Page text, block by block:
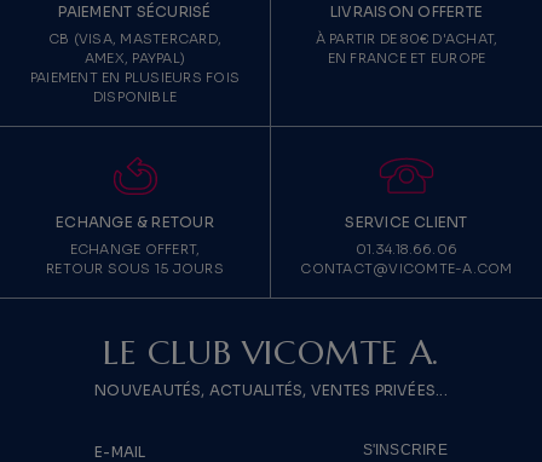
PAIEMENT SÉCURISÉ
CB (VISA, MASTERCARD,
AMEX, PAYPAL)
PAIEMENT EN PLUSIEURS FOIS
DISPONIBLE
LIVRAISON OFFERTE
À PARTIR DE 80€ D'ACHAT,
EN FRANCE ET EUROPE
ECHANGE & RETOUR
ECHANGE OFFERT,
RETOUR SOUS 15 JOURS
SERVICE CLIENT
01.34.18.66.06
CONTACT@VICOMTE-A.COM
LE CLUB VICOMTE A.
NOUVEAUTÉS, ACTUALITÉS, VENTES PRIVÉES...
E-MAIL S'INSCRIRE